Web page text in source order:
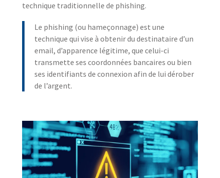
technique traditionnelle de phishing.
Le phishing (ou hameçonnage) est une
technique qui vise à obtenir du destinataire d’un
email, d’apparence légitime, que celui-ci
transmette ses coordonnées bancaires ou bien
ses identifiants de connexion afin de lui dérober
de l’argent.